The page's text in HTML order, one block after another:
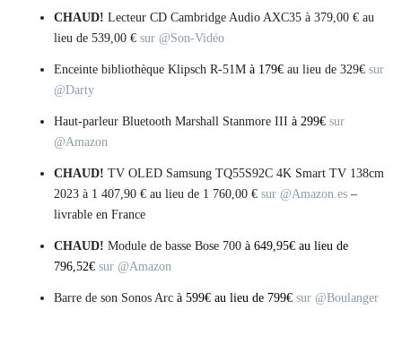
CHAUD! Lecteur CD Cambridge Audio AXC35 à 379,00 € au
lieu de 539,00 € sur @Son-Vidéo
Enceinte bibliothèque Klipsch R-51M à 179€ au lieu de 329€ sur
@Darty
Haut-parleur Bluetooth Marshall Stanmore III à 299€ sur
@Amazon
CHAUD! TV OLED Samsung TQ55S92C 4K Smart TV 138cm
2023 à 1 407,90 € au lieu de 1 760,00 € sur @Amazon.es –
livrable en France
CHAUD! Module de basse Bose 700 à 649,95€ au lieu de
796,52€ sur @Amazon
Barre de son Sonos Arc à 599€ au lieu de 799€ sur @Boulanger